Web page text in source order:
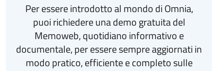
Per essere introdotto al mondo di Omnia,
puoi richiedere una demo gratuita del
Memoweb, quotidiano informativo e
documentale, per essere sempre aggiornati in
modo pratico, efficiente e completo sulle